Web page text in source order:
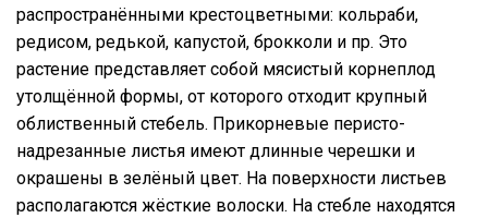
распространёнными крестоцветными: кольраби,
редисом, редькой, капустой, брокколи и пр. Это
растение представляет собой мясистый корнеплод
утолщённой формы, от которого отходит крупный
облиственный стебель. Прикорневые перисто-
надрезанные листья имеют длинные черешки и
окрашены в зелёный цвет. На поверхности листьев
располагаются жёсткие волоски. На стебле находятся